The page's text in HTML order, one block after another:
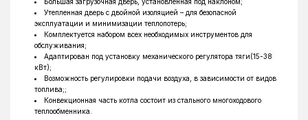
Утепленная дверь с двойной изоляцией – для безопасной
эксплуатации и минимизации теплопотерь;
Комплектуется набором всех необходимых инструментов для
обслуживания;
Адаптирован под установку механического регулятора тяги(15-38
кВт);
Возможность регулировки подачи воздуха, в зависимости от видов
топлива;;
Конвекционная часть котла состоит из стального многоходового
теплообменника.